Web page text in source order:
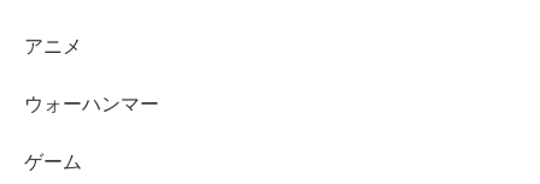
アニメ
ウォーハンマー
ゲーム